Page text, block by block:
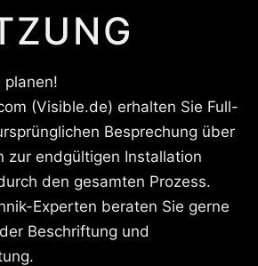
(Visible.de) erhalten Sie Full-
Besprechung über
zur endgültigen Installation
den gesamten Prozess.
Experten beraten Sie gerne
Beschriftung und